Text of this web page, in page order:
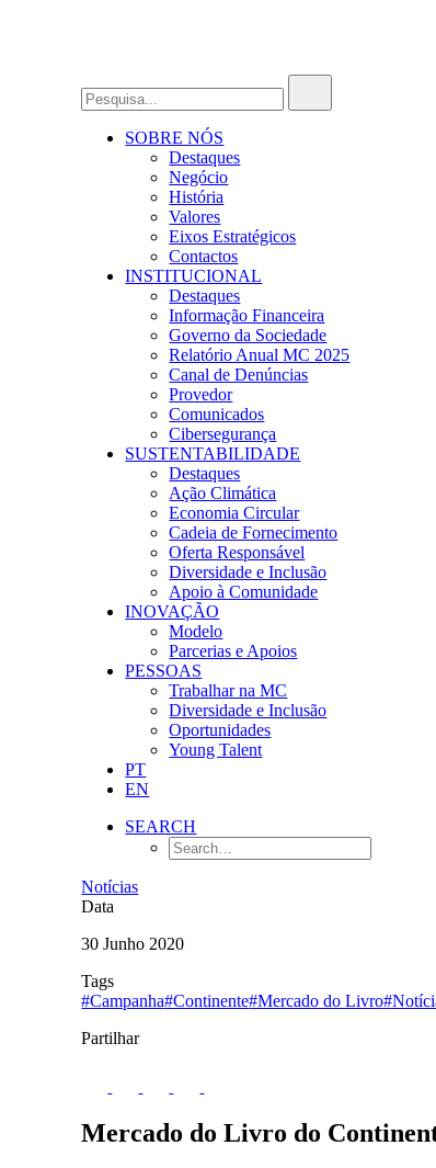
SOBRE NÓS
Destaques
Negócio
História
Valores
Eixos Estratégicos
Contactos
INSTITUCIONAL
Destaques
Informação Financeira
Governo da Sociedade
Relatório Anual MC 2025
Canal de Denúncias
Provedor
Comunicados
Cibersegurança
SUSTENTABILIDADE
Destaques
Ação Climática
Economia Circular
Cadeia de Fornecimento
Oferta Responsável
Diversidade e Inclusão
Apoio à Comunidade
INOVAÇÃO
Modelo
Parcerias e Apoios
PESSOAS
Trabalhar na MC
Diversidade e Inclusão
Oportunidades
Young Talent
PT
EN
SEARCH
Notícias
Data
30 Junho 2020
Tags
#Campanha#Continente#Mercado do Livro
Partilhar
Mercado do Livro do